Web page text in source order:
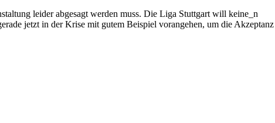
leider abgesagt werden muss. Die Liga Stuttgart will keine_n
jetzt in der Krise mit gutem Beispiel vorangehen, um die Akzeptanz